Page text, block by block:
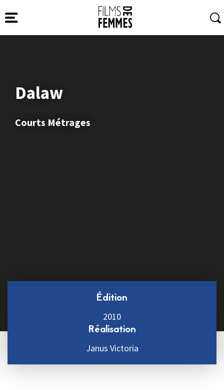
Dalaw
Courts Métrages
Édition
2010
Réalisation
Janus Victoria